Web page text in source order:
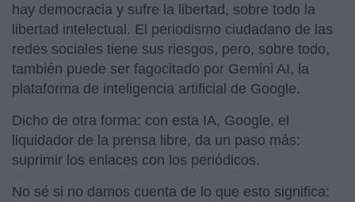
hay democracia y sufre la libertad, sobre todo la
libertad intelectual. El periodismo ciudadano de las
redes sociales tiene sus riesgos, pero, sobre todo,
también puede ser fagocitado por Gemini AI, la
plataforma de inteligencia artificial de Google.
Dicho de otra forma: con esta IA, Google, el
liquidador de la prensa libre, da un paso más:
suprimir los enlaces con los periódicos.
No sé si no damos cuenta de lo que esto significa: